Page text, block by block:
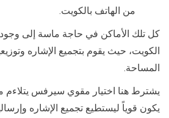
من الهاتف بالكويت.
كل تلك الأماكن في حاجة ماسة إلى
الكويت، حيث يقوم بتجميع الإشاره
المساحة.
يشترط هنا اختيار مقوي سيرفس يتلاءم
يكون قوياً ليستطيع تجميع الإشاره